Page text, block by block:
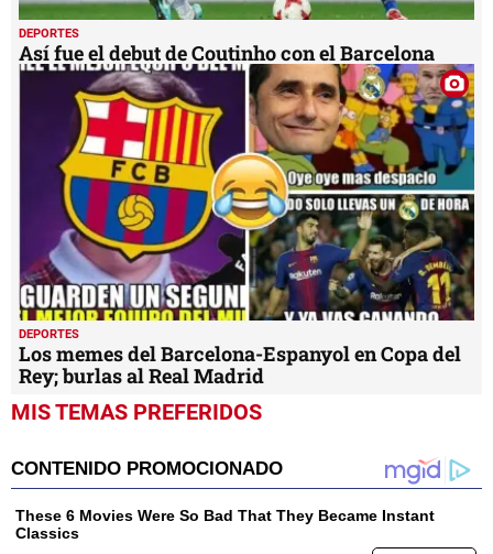
DEPORTES
Así fue el debut de Coutinho con el Barcelona
DEPORTES
Los memes del Barcelona-Espanyol en Copa del
Rey; burlas al Real Madrid
MIS TEMAS PREFERIDOS